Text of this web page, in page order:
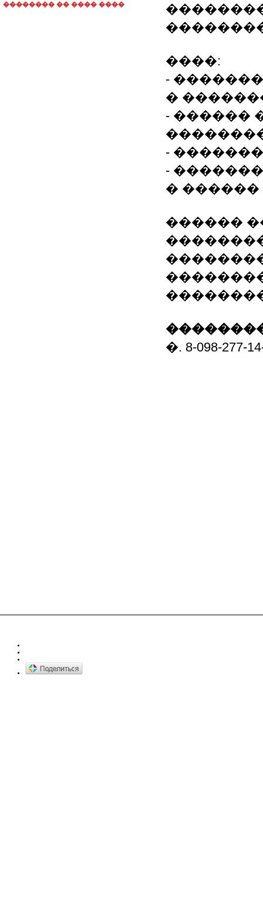
�������� �� ���� ����
����:
-
�
- ������
-
-
� ������
������
�. 8-098-277-